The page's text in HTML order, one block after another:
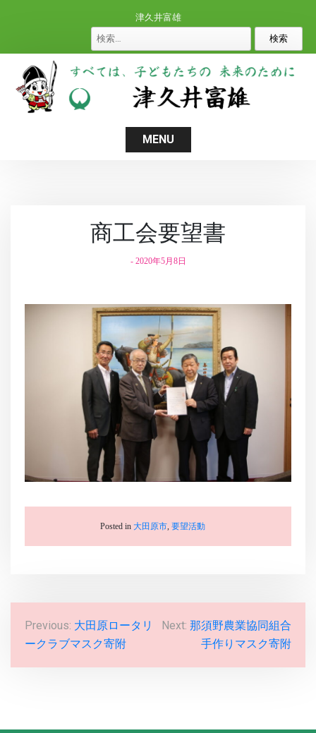
津久井富雄
検
索
:
MENU
商工会要望書
- 2020年5月8日
Posted in 大田原市 要望活動
投
稿
Previous: 大田原ロータリ
ークラブマスク寄附
Next: 那須野農業協同組合
手作りマスク寄附